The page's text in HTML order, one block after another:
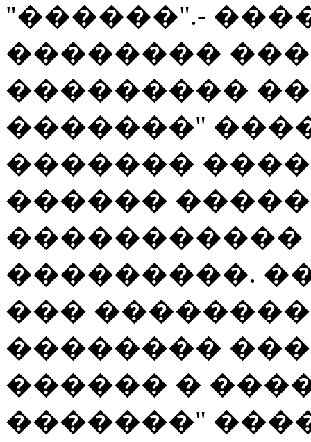
"������".-
��������
���������
�������"
�������
������
�����������
���������.
��� ��������
��������
������ �
�������"